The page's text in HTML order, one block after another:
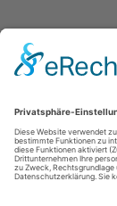
Sauerland-